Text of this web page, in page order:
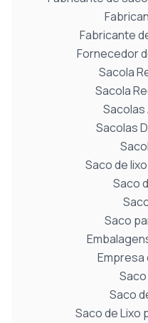
Fabricante
Fornecedor
Sacola
Sacola
Sacolas
Sacolas
Saco de
Saco
Saco
Empresa
Saco
Saco
Saco de Lixo